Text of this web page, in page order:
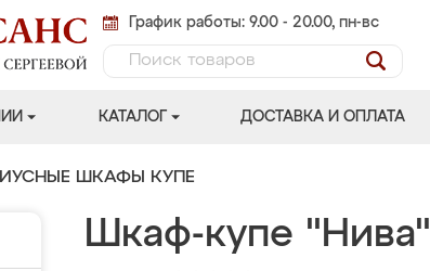
График работы: 9.00 - 20.00, пн-вс
КАТАЛОГ ДОСТАВКА И ОПЛАТА
ШКАФЫ КУПЕ
Шкаф-купе "Нива"